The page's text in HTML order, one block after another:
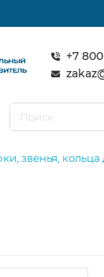
+7
звенья, кольца